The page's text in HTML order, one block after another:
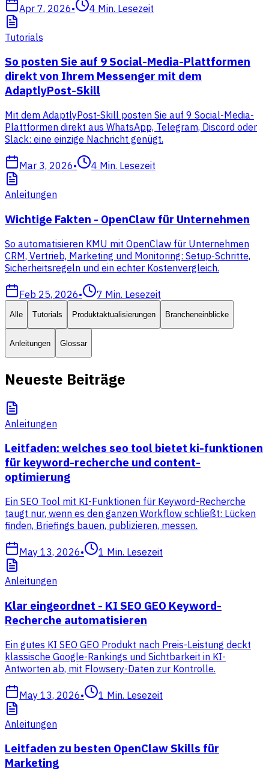
Apr 7, 2026• 4 Min. Lesezeit
Tutorials
So posten Sie auf 9 Social-Media-Plattformen
direkt von Ihrem Messenger mit dem
AdaptlyPost-Skill
Mit dem AdaptlyPost-Skill posten Sie auf 9 Social-Media-
Plattformen direkt aus WhatsApp, Telegram, Discord oder
Slack: eine einzige Nachricht genügt.
Mar 3, 2026• 4 Min. Lesezeit
Anleitungen
Wichtige Fakten - OpenClaw für Unternehmen
So automatisieren KMU mit OpenClaw für Unternehmen
CRM, Vertrieb, Marketing und Monitoring: Setup-Schritte,
Sicherheitsregeln und ein echter Kostenvergleich.
Feb 25, 2026• 7 Min. Lesezeit
Alle Tutorials Produktaktualisierungen Brancheneinblicke
Anleitungen Glossar
Neueste Beiträge
Anleitungen
Leitfaden: welches seo tool bietet ki-funktionen
für keyword-recherche und content-
optimierung
Ein SEO Tool mit KI-Funktionen für Keyword-Recherche
taugt nur, wenn es den ganzen Workflow schließt: Lücken
finden, Briefings bauen, publizieren, messen.
May 13, 2026• 1 Min. Lesezeit
Anleitungen
Klar eingeordnet - KI SEO GEO Keyword-
Recherche automatisieren
Ein gutes KI SEO GEO Produkt nach Preis-Leistung deckt
klassische Google-Rankings und Sichtbarkeit in KI-
Antworten ab, mit Flowsery-Daten zur Kontrolle.
May 13, 2026• 1 Min. Lesezeit
Anleitungen
Leitfaden zu besten OpenClaw Skills für
Marketing